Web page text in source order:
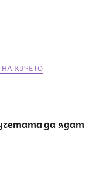
НА КУЧЕТО
да ядат